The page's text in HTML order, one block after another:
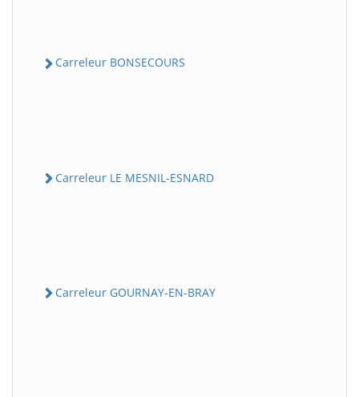
Carreleur BONSECOURS
Carreleur LE MESNIL-ESNARD
Carreleur GOURNAY-EN-BRAY